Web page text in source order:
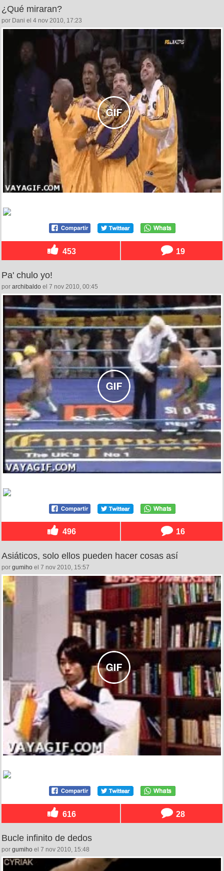
¿Qué miraran?
por Dani el 4 nov 2010, 17:23
453 19
Pa' chulo yo!
por archibaldo el 7 nov 2010, 00:45
496 16
Asiáticos, solo ellos pueden hacer cosas así
por gumiho el 7 nov 2010, 15:57
616 28
Bucle infinito de dedos
por gumiho el 7 nov 2010, 15:48